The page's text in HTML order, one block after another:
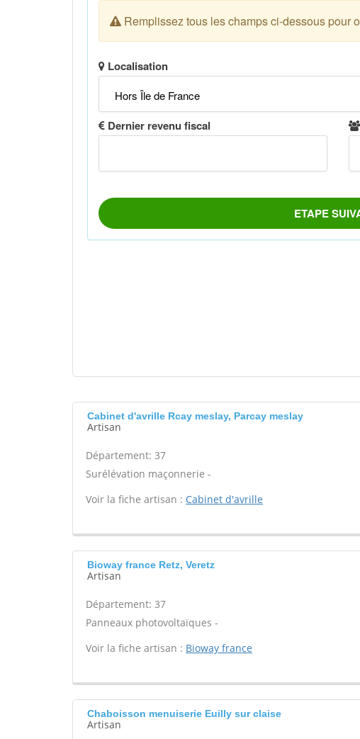
Cabinet d'avrille Rcay meslay, Parcay meslay
Artisan
Département: 37
Surélévation maçonnerie -
Voir la fiche artisan : Cabinet d'avrille
Bioway france Retz, Veretz
Artisan
Département: 37
Panneaux photovoltaïques -
Voir la fiche artisan : Bioway france
Chaboisson menuiserie Euilly sur claise
Artisan